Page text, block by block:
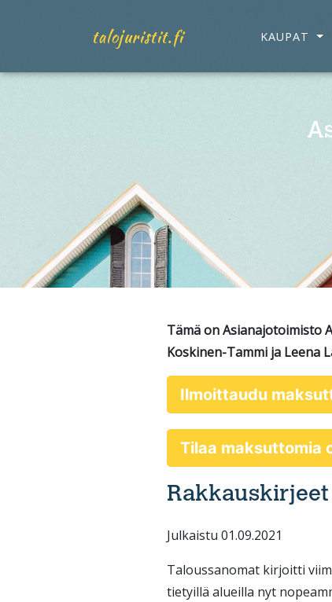
talojuristit.fi KAUPAT
Tämä on Asianajotoimisto
Koskinen-Tammi ja Leena
Ilmoittaudu
Tilaa maksuttomia
Julkaistu 01.09.2021
Taloussanomat kirjoitti
tietyillä alueilla nyt